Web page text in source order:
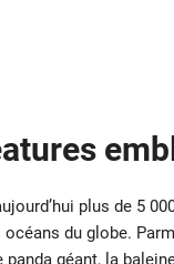
plus de 5
océans du globe.